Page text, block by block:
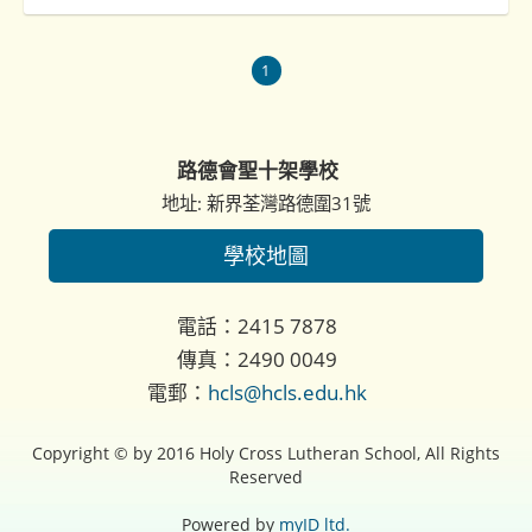
1
路德會聖十架學校
地址: 新界荃灣路德圍31號
學校地圖
電話：2415 7878
傳真：2490 0049
電郵： hcls@hcls.edu.hk
Copyright © by 2016 Holy Cross Lutheran School, All Rights
Reserved
Powered by myID ltd.